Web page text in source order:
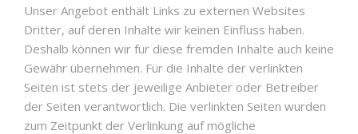
Unser Angebot enthält Links zu externen Websites
Dritter, auf deren Inhalte wir keinen Einfluss haben.
Deshalb können wir für diese fremden Inhalte auch keine
Gewähr übernehmen. Für die Inhalte der verlinkten
Seiten ist stets der jeweilige Anbieter oder Betreiber
der Seiten verantwortlich. Die verlinkten Seiten wurden
zum Zeitpunkt der Verlinkung auf mögliche